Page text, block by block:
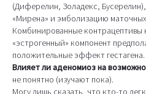
(Диферелин, Золадекс,
«Мирена» и эмболизацию
Комбинированные контрацептивы
«эстрогенный» компонент
положительные эффект гестагена.
Влияет ли аденомиоз на
не понятно (изучают пока).
Могу лишь сказать, что кто-то